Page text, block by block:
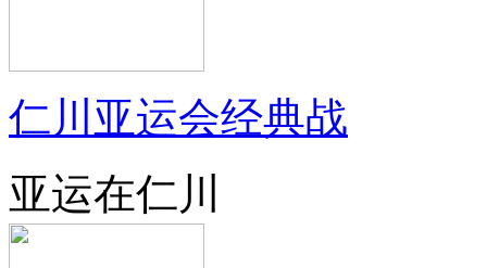
仁川亚运会经典战
亚运在仁川